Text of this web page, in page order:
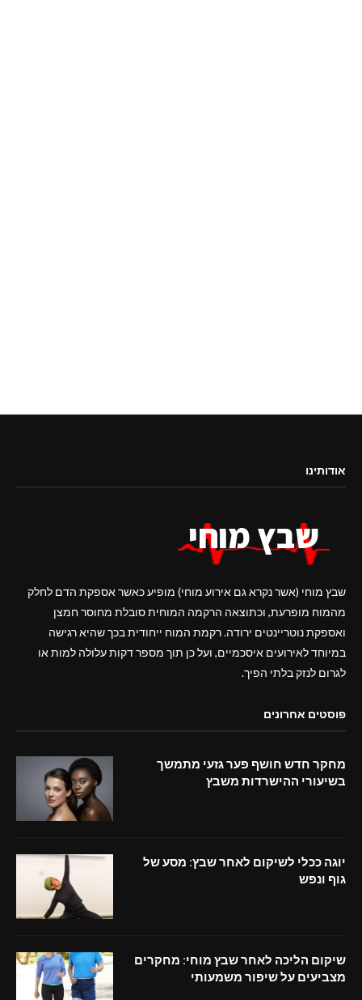
אודותינו
שבץ מוחי (אשר נקרא גם אירוע מוחי) מופיע כאשר אספקת הדם לחלק
מהמוח מופרעת, וכתוצאה הרקמה המוחית סובלת מחוסר חמצן
ואספקת נוטריינטים ירודה. רקמת המוח ייחודית בכך שהיא רגישה
במיוחד לאירועים איסכמיים, ועל כן תוך מספר דקות עלולה למות או
לגרום לנזק בלתי הפיך.
פוסטים אחרונים
מחקר חדש חושף פער גזעי מתמשך
בשיעורי ההישרדות משבץ
יוגה ככלי לשיקום לאחר שבץ: מסע של
גוף ונפש
שיקום הליכה לאחר שבץ מוחי: מחקרים
מצביעים על שיפור משמעותי